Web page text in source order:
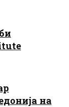
на